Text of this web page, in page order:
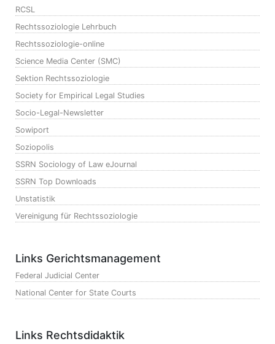
RCSL
Rechtssoziologie Lehrbuch
Rechtssoziologie-online
Science Media Center (SMC)
Sektion Rechtssoziologie
Society for Empirical Legal Studies
Socio-Legal-Newsletter
Sowiport
Soziopolis
SSRN Sociology of Law eJournal
SSRN Top Downloads
Unstatistik
Vereinigung für Rechtssoziologie
Links Gerichtsmanagement
Federal Judicial Center
National Center for State Courts
Links Rechtsdidaktik